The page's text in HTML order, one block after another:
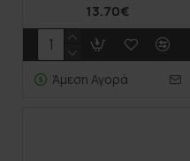
13.70€
Άμεση Αγορά